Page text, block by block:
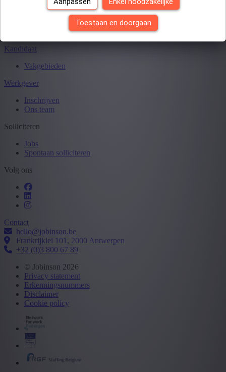
Toestaan en doorgaan
Kandidaat
Vakgebieden
Werkgever
Inschrijven
Ons team
Solliciteren
Jobs
Spontaan solliciteren
Volg ons
Contact
hello@jobinson.be
Frankrijklei 101, 2000 Antwerpen
+32 (0)3 800 67 89
© Jobinson 2026
Privacy statement
Erkenningsnummers
Disclaimer
Cookie policy